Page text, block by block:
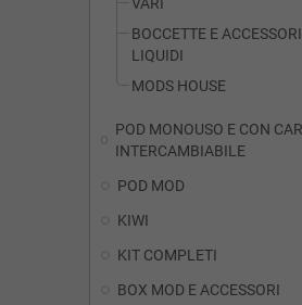
BOCCETTE E
LIQUIDI
MODS HOUSE
POD MONOUSO E CON
INTERCAMBIABILE
POD MOD
KIWI
KIT COMPLETI
BOX MOD E ACCESSORI